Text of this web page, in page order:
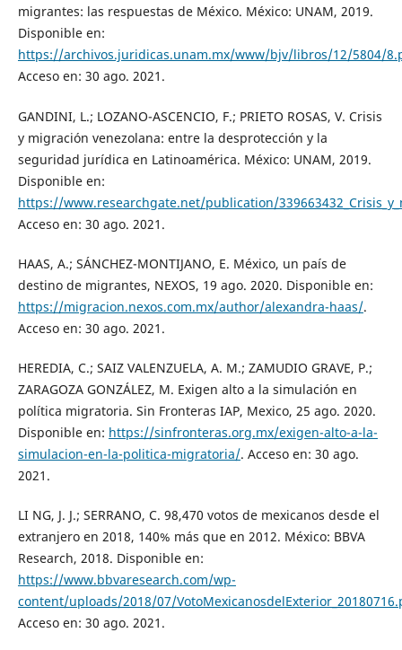
migrantes: las respuestas de México. México: UNAM, 2019.
Disponible en:
https://archivos.juridicas.unam.mx/www/bjv/libros/12/5804/
Acceso en: 30 ago. 2021.
GANDINI, L.; LOZANO-ASCENCIO, F.; PRIETO ROSAS, V. Crisis
y migración venezolana: entre la desprotección y la
seguridad jurídica en Latinoamérica. México: UNAM, 2019.
Disponible en:
https://www.researchgate.net/publication/
Acceso en: 30 ago. 2021.
HAAS, A.; SÁNCHEZ-MONTIJANO, E. México, un país de
destino de migrantes, NEXOS, 19 ago. 2020. Disponible en:
https://migracion.nexos.com.mx/author/alexandra-haas/.
Acceso en: 30 ago. 2021.
HEREDIA, C.; SAIZ VALENZUELA, A. M.; ZAMUDIO GRAVE, P.;
ZARAGOZA GONZÁLEZ, M. Exigen alto a la simulación en
política migratoria. Sin Fronteras IAP, Mexico, 25 ago. 2020.
Disponible en: https://sinfronteras.org.mx/exigen-alto-a-la-
simulacion-en-la-politica-migratoria/. Acceso en: 30 ago.
2021.
LI NG, J. J.; SERRANO, C. 98,470 votos de mexicanos desde el
extranjero en 2018, 140% más que en 2012. México: BBVA
Research, 2018. Disponible en:
https://www.bbvaresearch.com/wp-
content/uploads/2018/07/
Acceso en: 30 ago. 2021.